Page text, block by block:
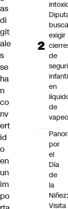
as
di
git
ale
s
se
ha
n
co
nv
ert
id
o
en
un
im
po
exigir
de
en
de
vapeo
por
el
Día
de
la
Niñez:
Visita